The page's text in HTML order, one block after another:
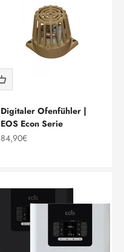
Digitaler Ofenfühler |
EOS Econ Serie
Angebot
84,90€